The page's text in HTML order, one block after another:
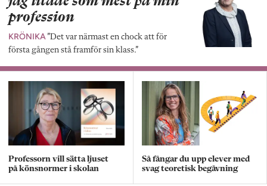
profession
KRÖNIKA ”Det var närmast en chock att för
första gången stå framför sin klass.”
Professorn vill sätta ljuset
på könsnormer i skolan
Så fångar du upp elever med
svag teoretisk begåvning